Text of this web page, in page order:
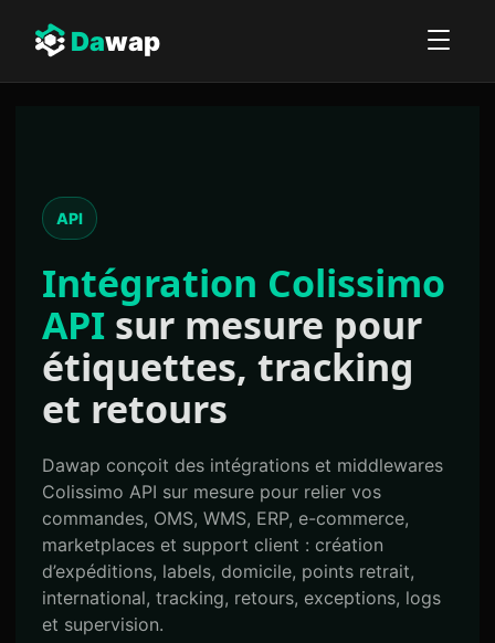
Dawap
API
Intégration Colissimo
API sur mesure pour
étiquettes, tracking
et retours
Dawap conçoit des intégrations et middlewares
Colissimo API sur mesure pour relier vos
commandes, OMS, WMS, ERP, e-commerce,
marketplaces et support client : création
d’expéditions, labels, domicile, points retrait,
international, tracking, retours, exceptions, logs
et supervision.